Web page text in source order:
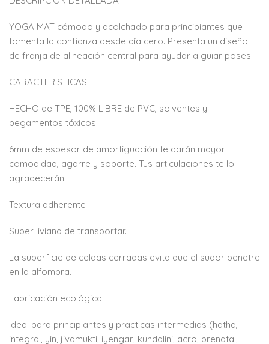
YOGA MAT cómodo y acolchado para principiantes que
fomenta la confianza desde día cero. Presenta un diseño
de franja de alineación central para ayudar a guiar poses.
CARACTERISTICAS
HECHO de TPE, 100% LIBRE de PVC, solventes y
pegamentos tóxicos
6mm de espesor de amortiguación te darán mayor
comodidad, agarre y soporte. Tus articulaciones te lo
agradecerán.
Textura adherente
Super liviana de transportar.
La superficie de celdas cerradas evita que el sudor penetre
en la alfombra.
Fabricación ecológica
Ideal para principiantes y practicas intermedias (hatha,
integral, yin, jivamukti, iyengar, kundalini, acro, prenatal,